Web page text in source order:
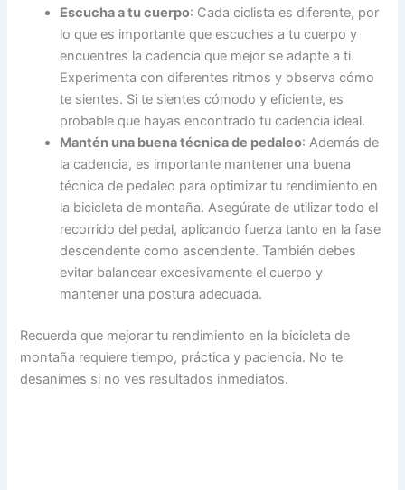
Escucha a tu cuerpo: Cada ciclista es diferente, por
lo que es importante que escuches a tu cuerpo y
encuentres la cadencia que mejor se adapte a ti.
Experimenta con diferentes ritmos y observa cómo
te sientes. Si te sientes cómodo y eficiente, es
probable que hayas encontrado tu cadencia ideal.
Mantén una buena técnica de pedaleo: Además de
la cadencia, es importante mantener una buena
técnica de pedaleo para optimizar tu rendimiento en
la bicicleta de montaña. Asegúrate de utilizar todo el
recorrido del pedal, aplicando fuerza tanto en la fase
descendente como ascendente. También debes
evitar balancear excesivamente el cuerpo y
mantener una postura adecuada.
Recuerda que mejorar tu rendimiento en la bicicleta de
montaña requiere tiempo, práctica y paciencia. No te
desanimes si no ves resultados inmediatos.